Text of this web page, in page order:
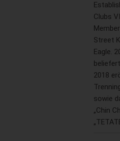
Clubs
Street
Eagle.
2018
sowie
„Chin